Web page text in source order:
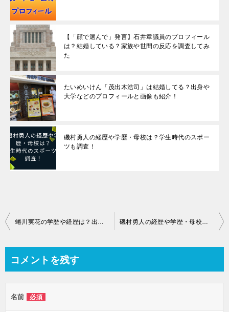
【「顔で選んで」発言】石井章議員のプロフィール
は？結婚している？家族や世間の反応を調査してみ
た
たいめいけん「茂出木浩司」は結婚してる？出身や
大学などのプロフィールと画像も紹介！
磯村勇人の経歴や学歴・母校は？学生時代のスポー
ツも調査！
投
ビ
ー
コメントを残す
名前 必須